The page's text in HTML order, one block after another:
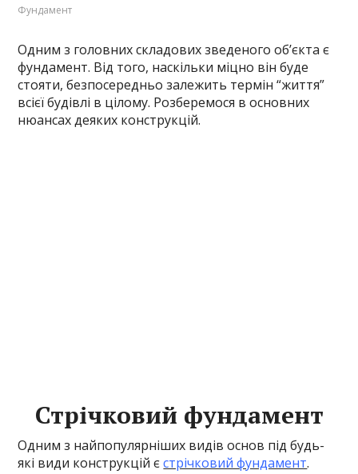
Фундамент
Одним з головних складових зведеного об’єкта є
фундамент. Від того, наскільки міцно він буде
стояти, безпосередньо залежить термін “життя”
всієї будівлі в цілому. Розберемося в основних
нюансах деяких конструкцій.
Стрічковий фундамент
Одним з найпопулярніших видів основ під будь-
які види конструкцій єстрічковий фундамент.